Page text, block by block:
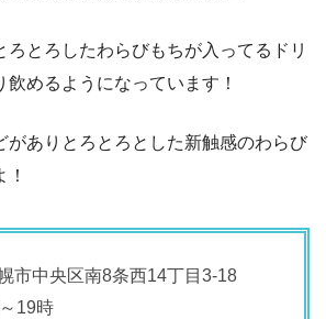
ろとろしたわらびもちが入ってるドリ
飲めるようになっています！
がありとろとろとした新触感のわらび
市中央区南8条西14丁目3-18
19時